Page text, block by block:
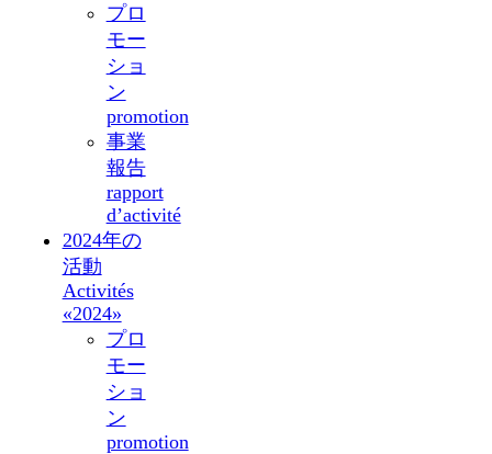
プロ
モー
ショ
ン
promotion
事業
報告
rapport
d’activité
2024年の
活動
Activités
«2024»
プロ
モー
ショ
ン
promotion